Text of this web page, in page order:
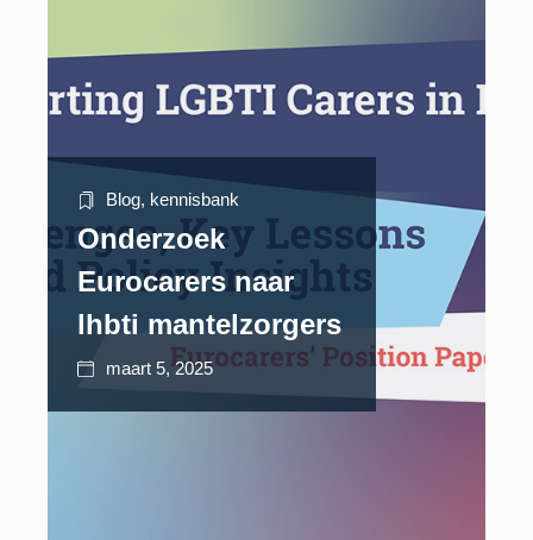
Blog, kennisbank
Onderzoek
Eurocarers naar
lhbti mantelzorgers
maart 5, 2025